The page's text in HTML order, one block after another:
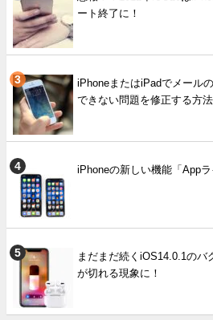
ート終了に！
iPhoneまたはiPadでメール
できない問題を修正する方法
iPhoneの新しい機能「App
まだまだ続くiOS14.0.1の
が切れる現象に！